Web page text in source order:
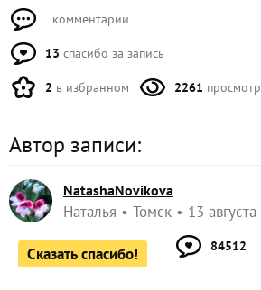
комментарии
13 спасибо за запись
2 в избранном 2261 просмотр
Автор записи:
NatashaNovikova
Наталья Томск 13
Сказать спасибо! 84512